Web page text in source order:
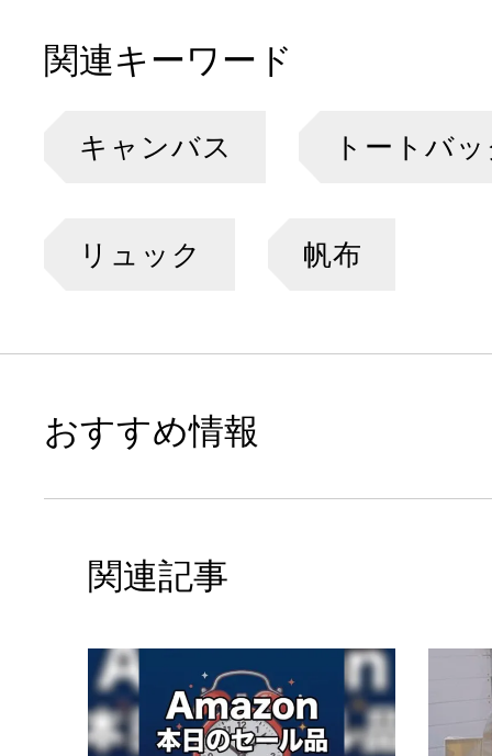
関連キーワード
キャンバス トートバ
リュック 帆布
おすすめ情報
関連記事